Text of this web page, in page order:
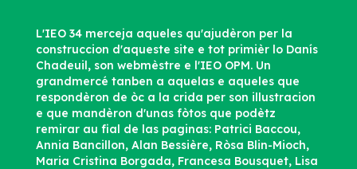
L'IEO 34 merceja aqueles qu'ajudèron per la
construccion d'aqueste site e tot primièr lo Danís
Chadeuil, son webmèstre e l'IEO OPM. Un
grandmercé tanben a aquelas e aqueles que
respondèron de òc a la crida per son illustracion
e que mandèron d'unas fòtos que podètz
remirar au fial de las paginas: Patrici Baccou,
Annia Bancillon, Alan Bessière, Ròsa Blin-Mioch,
Maria Cristina Borgada, Francesa Bousquet, Lisa